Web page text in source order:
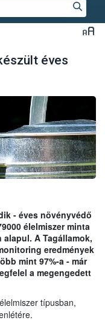
éves
- éves növényvédő
élelmiszer minta
A Tagállamok,
eredmények
mint 97%-a - már
a megengedett
típusban,